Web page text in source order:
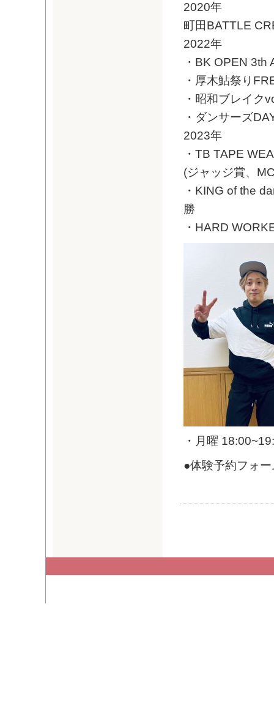
2020年
町田BATTLE
2022年
・BK OPEN
・厚木鮎祭り
・昭和ブレイク
・ダンサーズ
2023年
・TB TAPE
(ジャッジ賞、
・KING of the
勝
・HARD
・月曜
●体験予約フォ